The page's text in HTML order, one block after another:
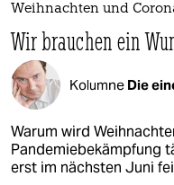
Weihnachten und
Wir brauchen ein
Kolumne Die
Warum wird
Pandemiebekämpfung
erst im nächsten Juni